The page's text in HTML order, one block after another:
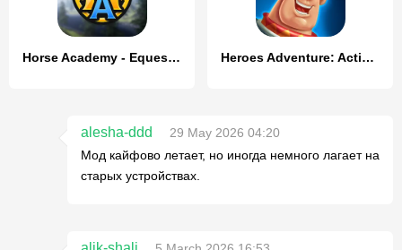
Horse Academy - Equestrian MMO Heroes Adventure: Action RPG
alesha-ddd
29 May 2026 04:20
Мод кайфово летает, но иногда немного лагает на
старых устройствах.